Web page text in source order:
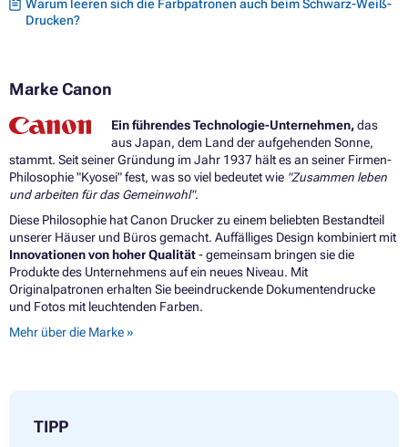
Warum leeren sich die Farbpatronen auch beim Schwarz-Weiß-
Drucken?
Marke Canon
Ein führendes Technologie-Unternehmen,das
aus Japan, dem Land der aufgehenden Sonne,
stammt. Seit seiner Gründung im Jahr 1937 hält es an seiner Firmen-
Philosophie "Kyosei" fest, was so viel bedeutet wie "Zusammen leben
und arbeiten für das Gemeinwohl".
Diese Philosophie hat Canon Drucker zu einem beliebten Bestandteil
unserer Häuser und Büros gemacht. Auffälliges Design kombiniert mit
Innovationen von hoher Qualität- gemeinsam bringen sie die
Produkte des Unternehmens auf ein neues Niveau. Mit
Originalpatronen erhalten Sie beeindruckende Dokumentendrucke
und Fotos mit leuchtenden Farben.
Mehr über die Marke »
TIPP